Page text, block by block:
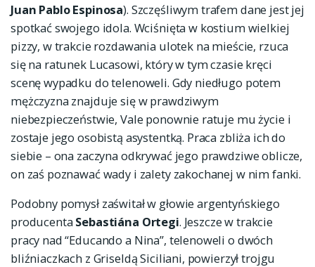
Juan Pablo Espinosa). Szczęśliwym trafem dane jest jej
spotkać swojego idola. Wciśnięta w kostium wielkiej
pizzy, w trakcie rozdawania ulotek na mieście, rzuca
się na ratunek Lucasowi, który w tym czasie kręci
scenę wypadku do telenoweli. Gdy niedługo potem
mężczyzna znajduje się w prawdziwym
niebezpieczeństwie, Vale ponownie ratuje mu życie i
zostaje jego osobistą asystentką. Praca zbliża ich do
siebie – ona zaczyna odkrywać jego prawdziwe oblicze,
on zaś poznawać wady i zalety zakochanej w nim fanki.
Podobny pomysł zaświtał w głowie argentyńskiego
producenta Sebastiána Ortegi. Jeszcze w trakcie
pracy nad “Educando a Nina”, telenoweli o dwóch
bliźniaczkach z Griseldą Siciliani, powierzył trojgu